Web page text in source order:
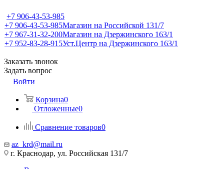
+7 906-43-53-985
+7 906-43-53-985Магазин на Российской 131/7
+7 967-31-32-200Магазин на Дзержинского 163/1
+7 952-83-28-915Уст.Центр на Дзержинского 163/1
Заказать звонок
Задать вопрос
Войти
Корзина0
Отложенные0
Сравнение товаров0
az_krd@mail.ru
г. Краснодар, ул. Российская 131/7